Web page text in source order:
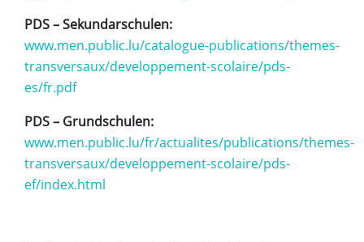
PDS – Sekundarschulen:
www.men.public.lu/catalogue-publications/themes-
transversaux/developpement-scolaire/pds-
es/fr.pdf
PDS – Grundschulen:
www.men.public.lu/fr/actualites/publications/themes-
transversaux/developpement-scolaire/pds-
ef/index.html